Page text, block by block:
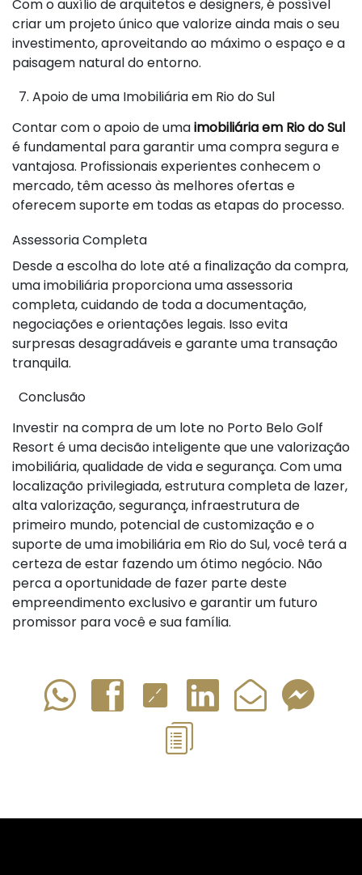
Com o auxílio de arquitetos e designers, é possível
criar um projeto único que valorize ainda mais o seu
investimento, aproveitando ao máximo o espaço e a
paisagem natural do entorno.
7. Apoio de uma Imobiliária em Rio do Sul
Contar com o apoio de umaimobiliária em Rio do Sul
é fundamental para garantir uma compra segura e
vantajosa. Profissionais experientes conhecem o
mercado, têm acesso às melhores ofertas e
oferecem suporte em todas as etapas do processo.
Assessoria Completa
Desde a escolha do lote até a finalização da compra,
uma imobiliária proporciona uma assessoria
completa, cuidando de toda a documentação,
negociações e orientações legais. Isso evita
surpresas desagradáveis e garante uma transação
tranquila.
Conclusão
Investir na compra de um lote no Porto Belo Golf
Resort é uma decisão inteligente que une valorização
imobiliária, qualidade de vida e segurança. Com uma
localização privilegiada, estrutura completa de lazer,
alta valorização, segurança, infraestrutura de
primeiro mundo, potencial de customização e o
suporte de uma imobiliária em Rio do Sul, você terá a
certeza de estar fazendo um ótimo negócio. Não
perca a oportunidade de fazer parte deste
empreendimento exclusivo e garantir um futuro
promissor para você e sua família.